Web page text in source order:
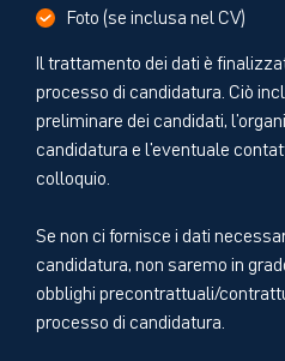
Foto (se inclusa nel CV)
Il trattamento dei dati è
processo di candidatura. Ciò
preliminare dei candidati,
candidatura e l'eventuale
colloquio.
Se non ci fornisce i dati
candidatura, non saremo in
obblighi precontrattuali/
processo di candidatura.